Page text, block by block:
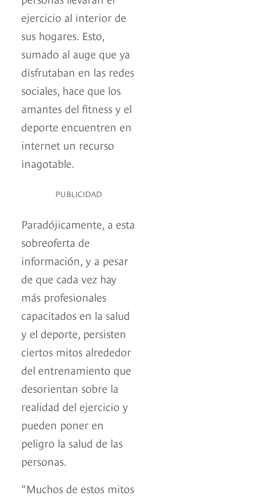
ejercicio al interior de
sus hogares. Esto,
sumado al auge que ya
disfrutaban en las redes
sociales, hace que los
amantes del fitness y el
deporte encuentren en
internet un recurso
inagotable.
PUBLICIDAD
Paradójicamente, a esta
sobreoferta de
información, y a pesar
de que cada vez hay
más profesionales
capacitados en la salud
y el deporte, persisten
ciertos mitos alrededor
del entrenamiento que
desorientan sobre la
realidad del ejercicio y
pueden poner en
peligro la salud de las
personas.
“Muchos de estos mitos